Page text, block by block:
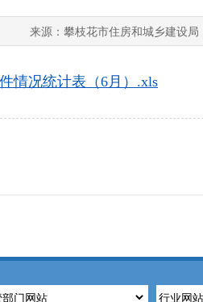
来源： 攀枝花市住房和城乡建设局
情况统计表（6月）.xls